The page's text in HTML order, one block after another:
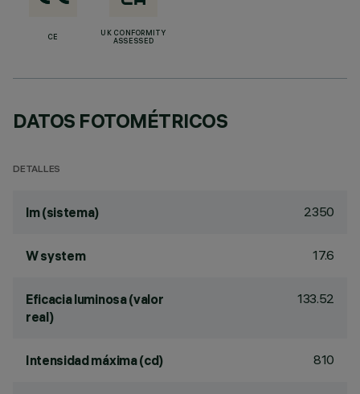
CE
UK CONFORMITY
ASSESSED
DATOS FOTOMÉTRICOS
DETALLES
lm (sistema) 2350
W system 17.6
Eficacia luminosa (valor
real)
133.52
Intensidad máxima (cd) 810